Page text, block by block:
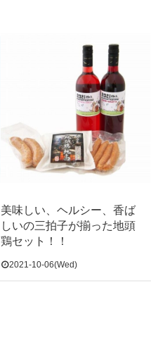
美味しい、ヘルシー、香ば
しいの三拍子が揃った地頭
鶏セット！！
2021-10-06(Wed)